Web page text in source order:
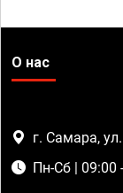
О нас
г. Самара,
Пн-Сб | 09:00